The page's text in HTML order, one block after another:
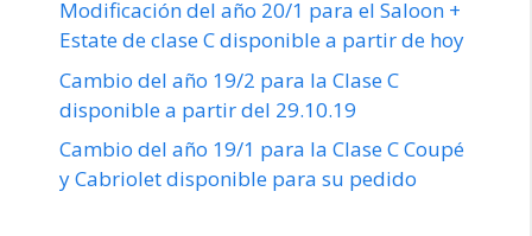
Modificación del año 20/1 para el Saloon +
Estate de clase C disponible a partir de hoy
Cambio del año 19/2 para la Clase C
disponible a partir del 29.10.19
Cambio del año 19/1 para la Clase C Coupé
y Cabriolet disponible para su pedido